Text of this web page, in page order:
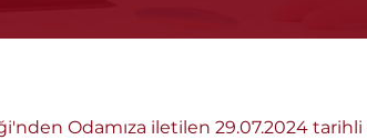
Odamıza iletilen 29.07.2024 tarihli